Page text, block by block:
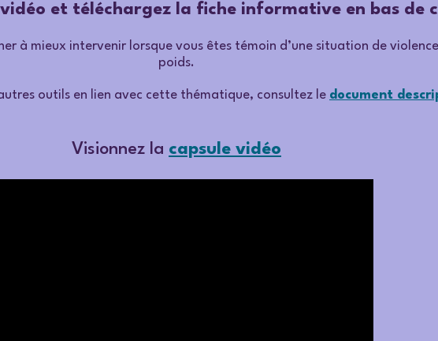
et téléchargez la fiche informative en bas de
à mieux intervenir lorsque vous êtes témoin d’une situation de
poids.
outils en lien avec cette thématique, consultez le document
Visionnez la capsule vidéo